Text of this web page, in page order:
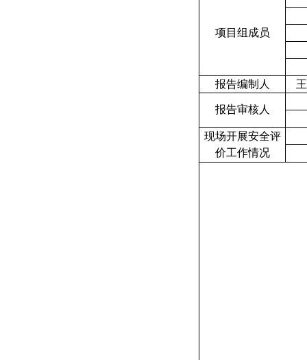
项目组成员
报告编制人
报告审核人
现场开展安全评
价工作情况